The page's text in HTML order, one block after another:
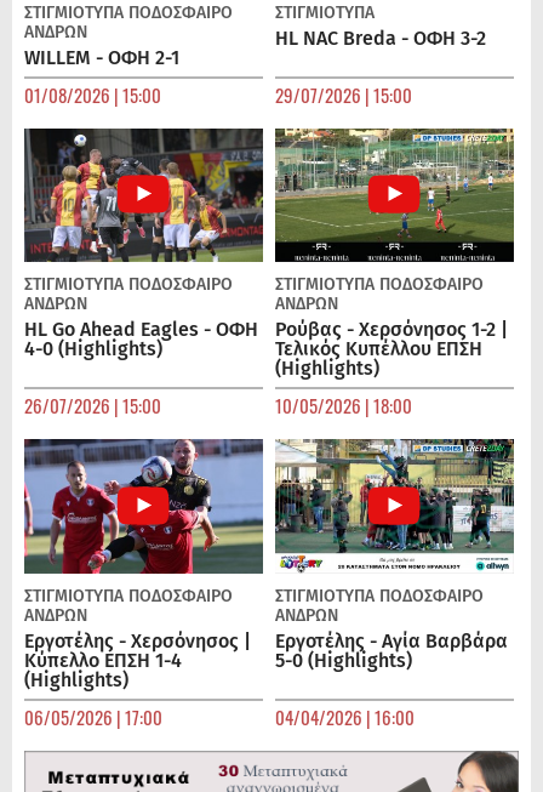
ΣΤΙΓΜΙΟΤΥΠΑ ΠΟΔΌΣΦΑΙΡΟ
ΑΝΔΡΏΝ
WILLEM - ΟΦΗ 2-1
01/08/2026 | 15:00
ΣΤΙΓΜΙΟΤΥΠΑ
HL NAC Breda - ΟΦΗ 3-2
29/07/2026 | 15:00
ΣΤΙΓΜΙΟΤΥΠΑ ΠΟΔΌΣΦΑΙΡΟ
ΑΝΔΡΏΝ
HL Go Ahead Eagles - ΟΦΗ
4-0 (Highlights)
26/07/2026 | 15:00
ΣΤΙΓΜΙΟΤΥΠΑ ΠΟΔΌΣΦΑΙΡΟ
ΑΝΔΡΏΝ
Ρούβας - Χερσόνησος 1-2 |
Τελικός Κυπέλλου ΕΠΣΗ
(Highlights)
10/05/2026 | 18:00
ΣΤΙΓΜΙΟΤΥΠΑ ΠΟΔΌΣΦΑΙΡΟ
ΑΝΔΡΏΝ
Εργοτέλης - Χερσόνησος |
Κύπελλο ΕΠΣΗ 1-4
(Highlights)
06/05/2026 | 17:00
ΣΤΙΓΜΙΟΤΥΠΑ ΠΟΔΌΣΦΑΙΡΟ
ΑΝΔΡΏΝ
Εργοτέλης - Αγία Βαρβάρα
5-0 (Highlights)
04/04/2026 | 16:00